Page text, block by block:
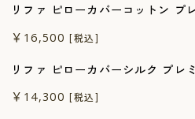
リファ ピローカバーコットン プ
￥16,500 [税込]
リファ ピローカバーシルク プレ
￥14,300 [税込]